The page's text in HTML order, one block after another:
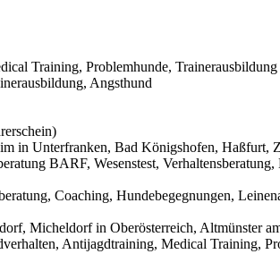
Training, Problemhunde, Trainerausbildung
Angsthund
in Unterfranken, Bad Königshofen,
BARF, Wesenstest,
Coaching, Hundebegegnungen,
Micheldorf in Oberösterreich, Altmünster
Antijagdtraining, Medical Training,